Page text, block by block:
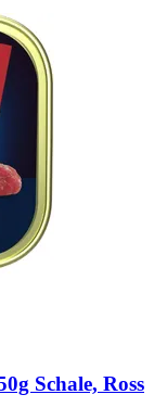
Schale, Ross